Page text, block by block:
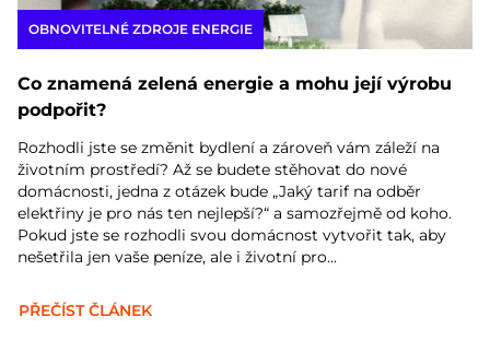
OBNOVITELNÉ ZDROJE ENERGIE
Co znamená zelená energie a mohu její výrobu
podpořit?
Rozhodli jste se změnit bydlení a zároveň vám záleží na
životním prostředí? Až se budete stěhovat do nové
domácnosti, jedna z otázek bude „Jaký tarif na odběr
elektřiny je pro nás ten nejlepší?“ a samozřejmě od koho.
Pokud jste se rozhodli svou domácnost vytvořit tak, aby
nešetřila jen vaše peníze, ale i životní pro...
PŘEČÍST ČLÁNEK